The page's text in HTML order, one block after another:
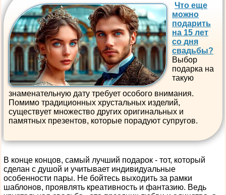
Что еще
можно
подарить
на 15 лет
со дня
свадьбы?
Выбор
подарка на
такую
знаменательную дату требует особого внимания.
Помимо традиционных хрустальных изделий,
существует множество других оригинальных и
памятных презентов, которые порадуют супругов.
В конце концов, самый лучший подарок - тот, который
сделан с душой и учитывает индивидуальные
особенности пары. Не бойтесь выходить за рамки
шаблонов, проявлять креативность и фантазию. Ведь